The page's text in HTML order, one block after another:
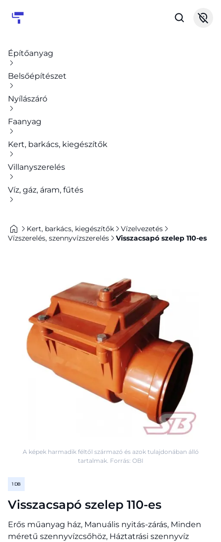
Építőanyag
Belsőépítészet
Nyílászáró
Faanyag
Kert, barkács, kiegészítők
Villanyszerelés
Víz, gáz, áram, fűtés
Kert, barkács, kiegészítők
Vízelvezetés
Vízszerelés, szennyvízszerelés
Visszacsapó szelep 110-es
1 DB
Visszacsapó szelep 110-es
Erős műanyag ház, Manuális nyitás-zárás, Minden
méretű szennyvízcsőhöz, Háztatrási szennyvíz
A képek harmadik féltől származó és azok tulajdonában álló
tartalmak. Forrás: OBI